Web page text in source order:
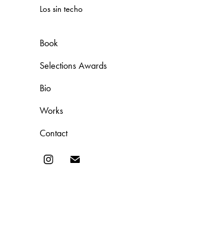
Los sin techo
Book
Selections Awards
Bio
Works
Contact